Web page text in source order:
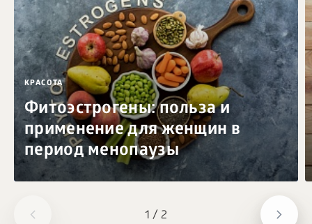
1 / 2
КРАСОТА
Фитоэстрогены: польза и
применение для женщин в
период менопаузы